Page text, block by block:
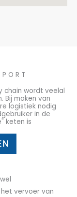
chain wordt veelal
Bij maken van
logistiek nodig
in de
keten is
vervoer van